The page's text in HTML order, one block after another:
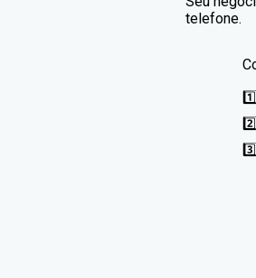
telefone.